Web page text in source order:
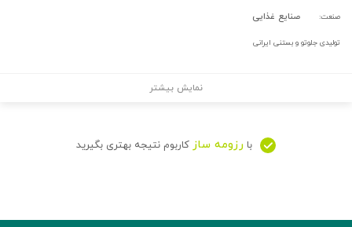
صنعت: صنایع غذایی
تولیدی جلوتو و بستنی ایرانی
نمایش بیشتر
با رزومه ساز کاربوم نتیجه بهتری بگیرید